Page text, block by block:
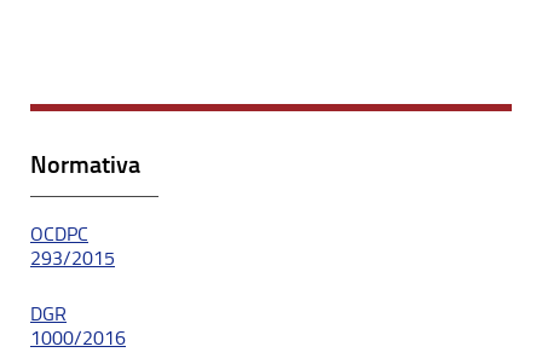
Normativa
OCDPC
293/2015
DGR
1000/2016